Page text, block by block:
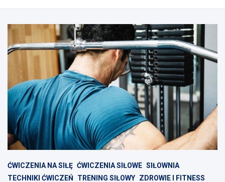
ĆWICZENIA NA SIŁĘ ĆWICZENIA SIŁOWE SIŁOWNIA
TECHNIKI ĆWICZEŃ
TRENING SIŁOWY ZDROWIE I FITNESS